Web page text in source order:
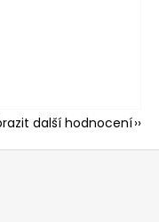
další hodnocení